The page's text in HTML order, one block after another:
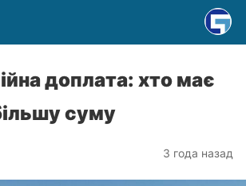
доплата: хто має
суму
3 года назад